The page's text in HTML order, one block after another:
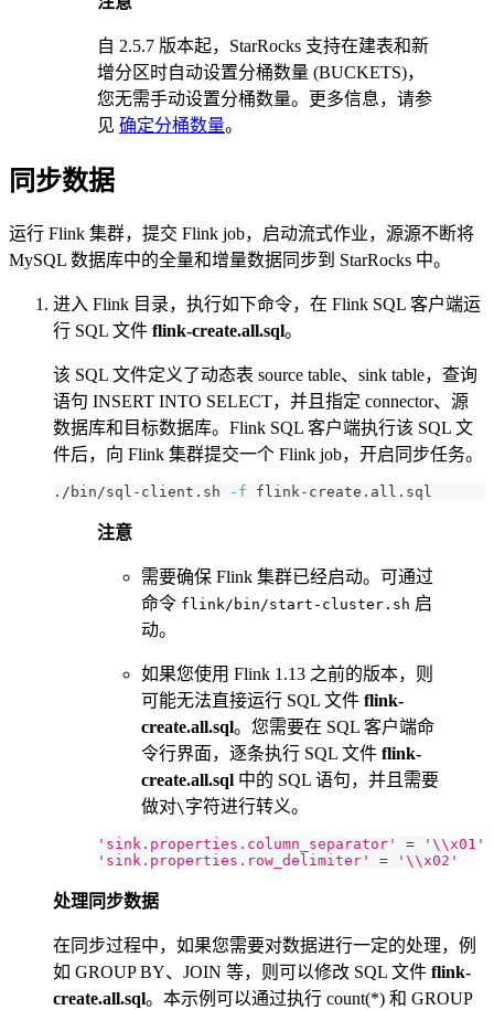
自 2.5.7 版本起，StarRocks 支持在建表和新
增分区时自动设置分桶数量 (BUCKETS)，
您无需手动设置分桶数量。更多信息，请参
见 确定分桶数量。
同步数据
运行 Flink 集群，提交 Flink job，启动流式作业，源源不断将
MySQL 数据库中的全量和增量数据同步到 StarRocks 中。
进入 Flink 目录，执行如下命令，在 Flink SQL 客户端运
行 SQL 文件 flink-create.all.sql。
该 SQL 文件定义了动态表 source table、sink table，查询
语句 INSERT INTO SELECT，并且指定 connector、源
数据库和目标数据库。Flink SQL 客户端执行该 SQL 文
件后，向 Flink 集群提交一个 Flink job，开启同步任务。
./bin/sql-client.sh -f flink-create.all.sql
注意
需要确保 Flink 集群已经启动。可通过
命令 flink/bin/start-cluster.sh 启
动。
如果您使用 Flink 1.13 之前的版本，则
可能无法直接运行 SQL 文件 flink-
create.all.sql。您需要在 SQL 客户端命
令行界面，逐条执行 SQL 文件 flink-
create.all.sql 中的 SQL 语句，并且需要
做对\ 字符进行转义。
'sink.properties.column_separator' =
'\\x01'
'sink.properties.row_delimiter'
= '\\x02'
处理同步数据
在同步过程中，如果您需要对数据进行一定的处理，例
如 GROUP BY、JOIN 等，则可以修改 SQL 文件 flink-
create.all.sql。本示例可以通过执行 count(*) 和 GROUP